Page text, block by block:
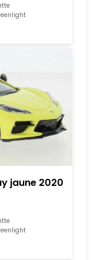
jaune 2020